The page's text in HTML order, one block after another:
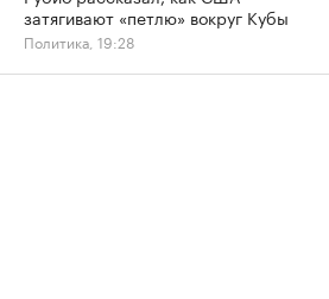
затягивают «петлю» вокруг Кубы
Политика, 19:28